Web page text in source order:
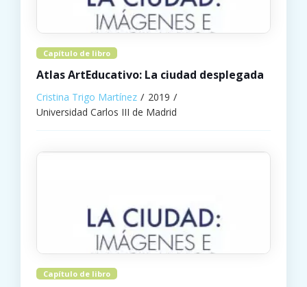
Capítulo de libro
Atlas ArtEducativo: La ciudad desplegada
Cristina Trigo Martínez
2019
Universidad Carlos III de Madrid
Capítulo de libro